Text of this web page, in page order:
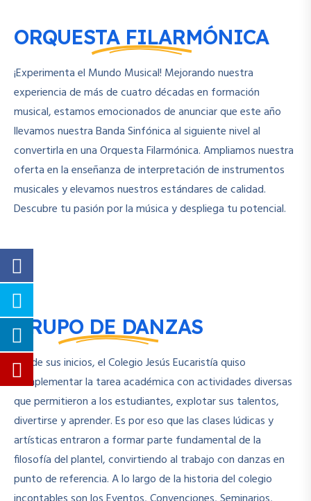
ORQUESTA FILARMÓNICA
¡Experimenta el Mundo Musical! Mejorando nuestra
experiencia de más de cuatro décadas en formación
musical, estamos emocionados de anunciar que este año
llevamos nuestra Banda Sinfónica al siguiente nivel al
convertirla en una Orquesta Filarmónica. Ampliamos nuestra
oferta en la enseñanza de interpretación de instrumentos
musicales y elevamos nuestros estándares de calidad.
Descubre tu pasión por la música y despliega tu potencial.
GRUPO DE DANZAS
Desde sus inicios, el Colegio Jesús Eucaristía quiso
complementar la tarea académica con actividades diversas
que permitieron a los estudiantes, explotar sus talentos,
divertirse y aprender. Es por eso que las clases lúdicas y
artísticas entraron a formar parte fundamental de la
filosofía del plantel, convirtiendo al trabajo con danzas en
punto de referencia. A lo largo de la historia del colegio